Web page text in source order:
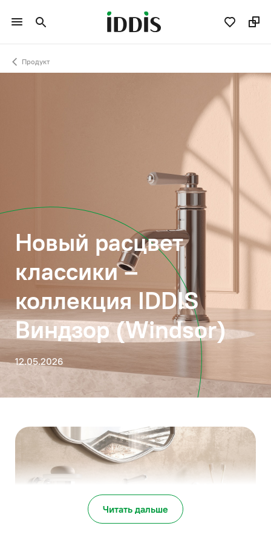
Продукт
Новый расцвет
классики –
коллекция IDDIS
Виндзор (Windsor)
12.05.2026
Читать дальше